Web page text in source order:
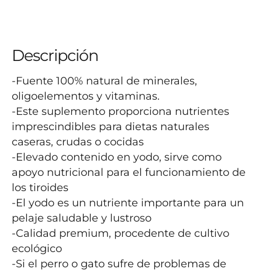
Descripción
-Fuente 100% natural de minerales,
oligoelementos y vitaminas.
-Este suplemento proporciona nutrientes
imprescindibles para dietas naturales
caseras, crudas o cocidas
-Elevado contenido en yodo, sirve como
apoyo nutricional para el funcionamiento de
los tiroides
-El yodo es un nutriente importante para un
pelaje saludable y lustroso
-Calidad premium, procedente de cultivo
ecológico
-Si el perro o gato sufre de problemas de